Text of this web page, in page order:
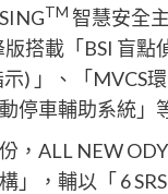
TM 智慧安全
版搭載「BSI 盲
) 」、「MVCS
停車輔助系統」
，ALL NEW
」，輔以「 6